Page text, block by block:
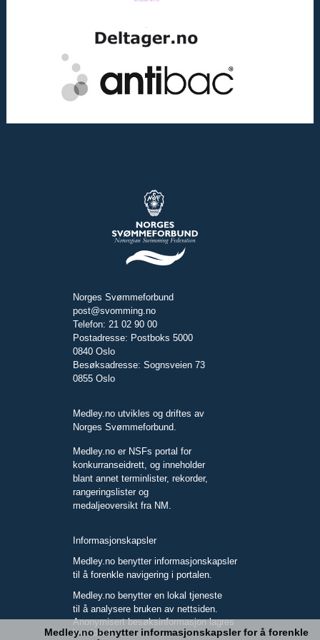
Norges Svømmeforbund
post@svomming.no
Telefon: 21 02 90 00
Postadresse: Postboks 5000
0840 Oslo
Besøksadresse: Sognsveien 73
0855 Oslo
Medley.no utvikles og driftes av
Norges Svømmeforbund.
Medley.no er NSFs portal for
konkurranseidrett, og inneholder
blant annet terminlister, rekorder,
rangeringslister og
medaljeoversikt fra NM.
Informasjonskapsler
Medley.no benytter informasjonskapsler
til å forenkle navigering i portalen.
Medley.no benytter en lokal tjeneste
til å analysere bruken av nettsiden.
Anonymisert besøksinformasjon lagres
kun lokalt.
Medley.no benytter informasjonskapsler for å forenkle